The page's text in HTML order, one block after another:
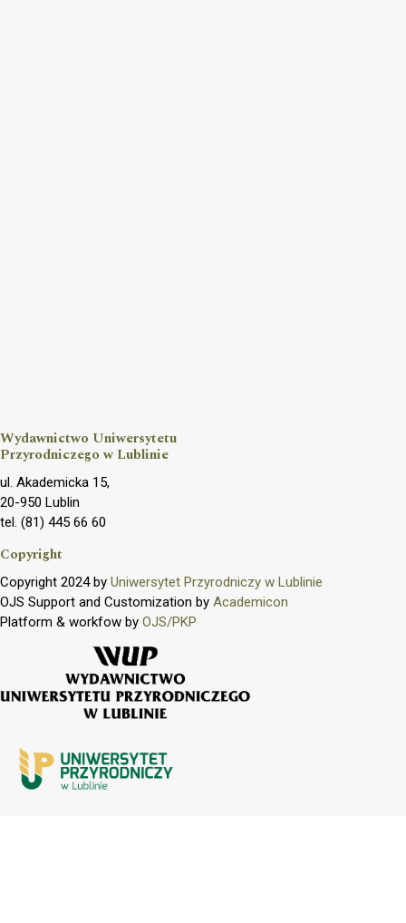
Wydawnictwo Uniwersytetu
Przyrodniczego w Lublinie
ul. Akademicka 15,
20-950 Lublin
tel. (81) 445 66 60
Copyright
Copyright 2024 by Uniwersytet Przyrodniczy w Lublinie
OJS Support and Customization by Academicon
Platform & workfow by OJS/PKP